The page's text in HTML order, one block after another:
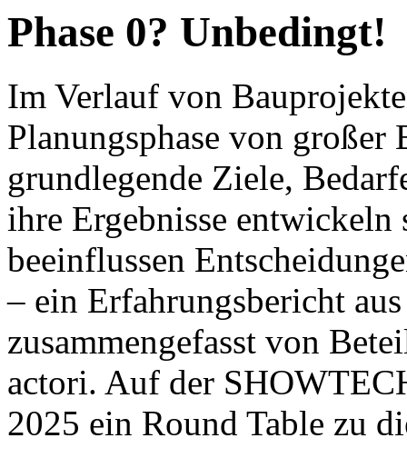
Phase 0? Unbedingt!
Im Verlauf von
Planungsphase von
grundlegende Ziele,
ihre Ergebnisse
beeinflussen
– ein Erfahrungsbericht
zusammengefasst von
actori. Auf der
2025 ein Round Table zu